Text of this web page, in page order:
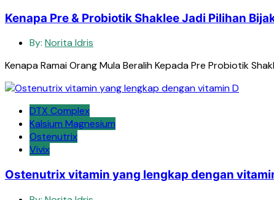
Kenapa Pre & Probiotik Shaklee Jadi Pilihan
By: Norita Idris
Kenapa Ramai Orang Mula Beralih Kepada Pre Probiotik
DTX Complex
Kalsium Magnesium
Ostenutrix
Vivix
Ostenutrix vitamin yang lengkap dengan